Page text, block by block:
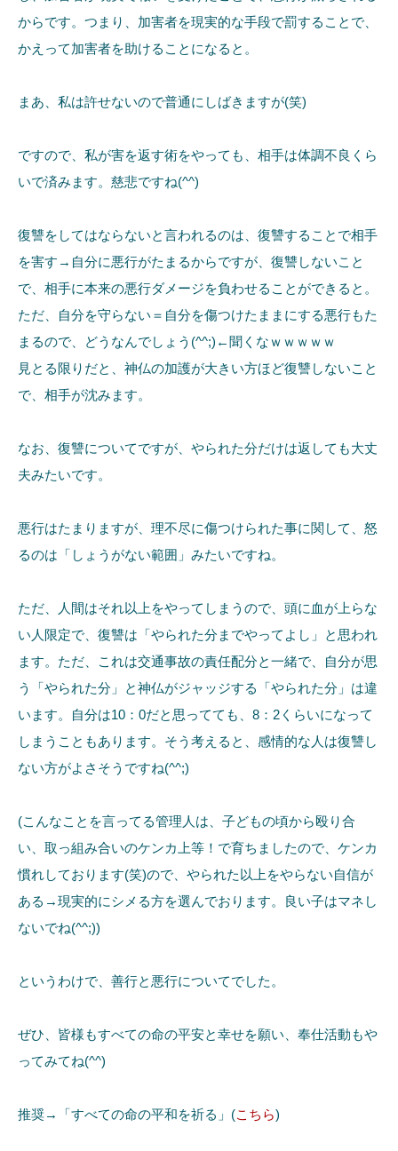
からです。つまり、加害者を現実的な手段で罰することで、
かえって加害者を助けることになると。
まあ、私は許せないので普通にしばきますが(笑)
ですので、私が害を返す術をやっても、相手は体調不良くら
いで済みます。慈悲ですね(^^)
復讐をしてはならないと言われるのは、復讐することで相手
を害す→自分に悪行がたまるからですが、復讐しないこと
で、相手に本来の悪行ダメージを負わせることができると。
ただ、自分を守らない＝自分を傷つけたままにする悪行もた
まるので、どうなんでしょう(^^;)←聞くなｗｗｗｗｗ
見とる限りだと、神仏の加護が大きい方ほど復讐しないこと
で、相手が沈みます。
なお、復讐についてですが、やられた分だけは返しても大丈
夫みたいです。
悪行はたまりますが、理不尽に傷つけられた事に関して、怒
るのは「しょうがない範囲」みたいですね。
ただ、人間はそれ以上をやってしまうので、頭に血が上らな
い人限定で、復讐は「やられた分までやってよし」と思われ
ます。ただ、これは交通事故の責任配分と一緒で、自分が思
う「やられた分」と神仏がジャッジする「やられた分」は違
います。自分は10：0だと思ってても、8：2くらいになって
しまうこともあります。そう考えると、感情的な人は復讐し
ない方がよさそうですね(^^;)
(こんなことを言ってる管理人は、子どもの頃から殴り合
い、取っ組み合いのケンカ上等！で育ちましたので、ケンカ
慣れしております(笑)ので、やられた以上をやらない自信が
ある→現実的にシメる方を選んでおります。良い子はマネし
ないでね(^^;))
というわけで、善行と悪行についてでした。
ぜひ、皆様もすべての命の平安と幸せを願い、奉仕活動もや
ってみてね(^^)
推奨→「すべての命の平和を祈る」(こちら)